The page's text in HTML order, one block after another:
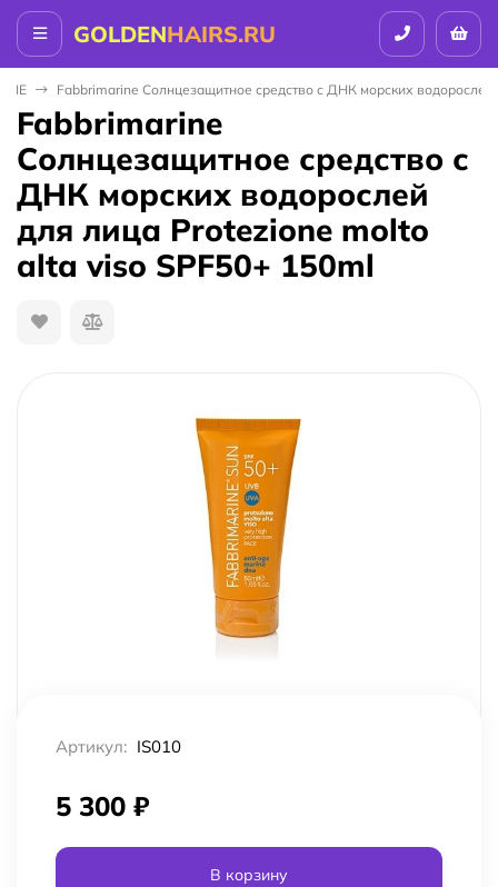
GOLDENHAIRS.RU
Fabbrimarine Солнцезащитное средство с ДНК морских
Fabbrimarine
Солнцезащитное средство с
ДНК морских водорослей
для лица Protezione molto
alta viso SPF50+ 150ml
Артикул: IS010
5 300 ₽
В корзину